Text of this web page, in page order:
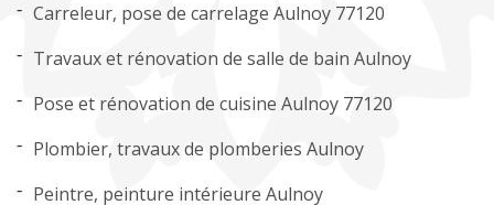
Carreleur, pose de carrelage Aulnoy 77120
Travaux et rénovation de salle de bain Aulnoy
Pose et rénovation de cuisine Aulnoy 77120
Plombier, travaux de plomberies Aulnoy
Peintre, peinture intérieure Aulnoy